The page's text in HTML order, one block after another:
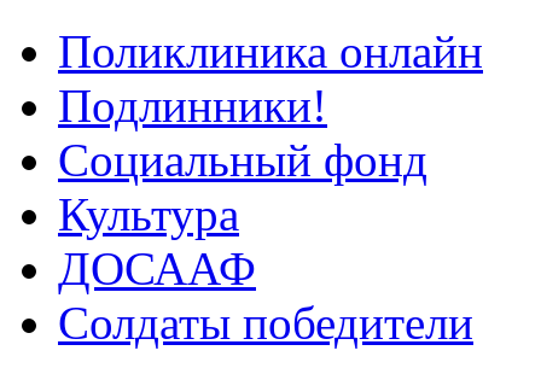
Поликлиника онлайн
Подлинники!
Социальный фонд
Культура
ДОСААФ
Солдаты победители